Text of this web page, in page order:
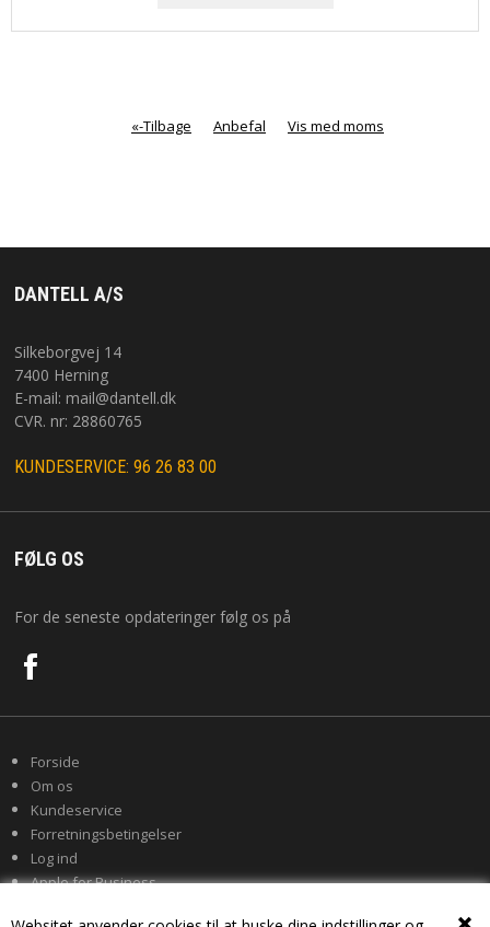
«-Tilbage Anbefal Vis med moms
DANTELL A/S
Silkeborgvej 14
7400 Herning
E-mail: mail@dantell.dk
CVR. nr: 28860765
KUNDESERVICE: 96 26 83 00
FØLG OS
For de seneste opdateringer følg os på
Forside
Om os
Kundeservice
Forretningsbetingelser
Log ind
Apple for Business